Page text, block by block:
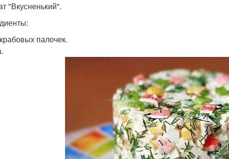
"Вкусненький".
палочек.